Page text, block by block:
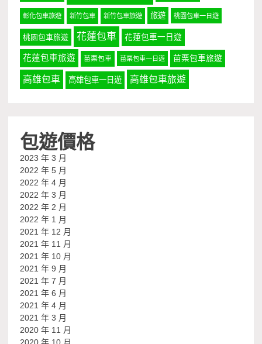
彰化包車旅遊 新竹包車 新竹包車旅遊 旅遊 桃園包車一日遊
桃園包車旅遊 花蓮包車 花蓮包車一日遊
花蓮包車旅遊 苗栗包車 苗栗包車一日遊 苗栗包車旅遊
高雄包車 高雄包車一日遊 高雄包車旅遊
包遊價格
2023 年 3 月
2022 年 5 月
2022 年 4 月
2022 年 3 月
2022 年 2 月
2022 年 1 月
2021 年 12 月
2021 年 11 月
2021 年 10 月
2021 年 9 月
2021 年 7 月
2021 年 6 月
2021 年 4 月
2021 年 3 月
2020 年 11 月